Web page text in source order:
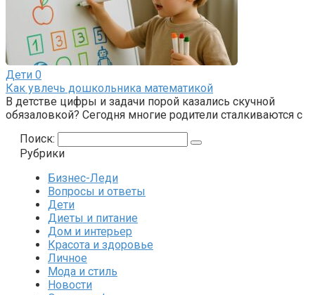
Дети 0
Как увлечь дошкольника математикой
В детстве цифры и задачи порой казались скучной
обязаловкой? Сегодня многие родители сталкиваются с
Поиск:
Рубрики
Бизнес-Леди
Вопросы и ответы
Дети
Диеты и питание
Дом и интерьер
Красота и здоровье
Личное
Мода и стиль
Новости